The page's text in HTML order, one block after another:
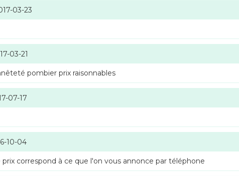
03-23
03-21
pombier prix raisonnables
07-17
10-04
correspond à ce que l'on vous annonce par téléphone